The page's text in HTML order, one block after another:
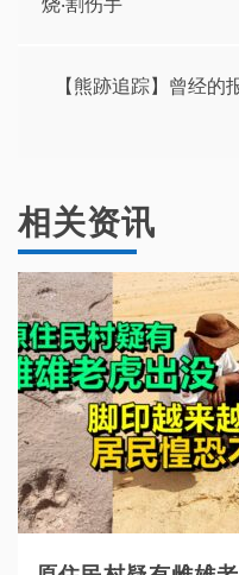
章
【熊跡追踪】曾经
相关资讯